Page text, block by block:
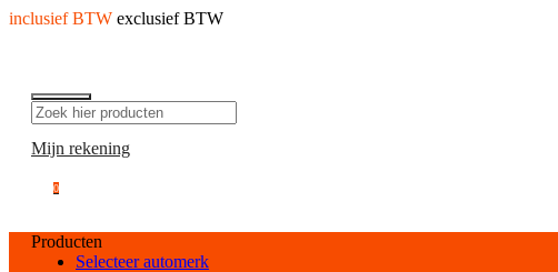
inclusief BTW exclusief BTW
Mijn rekening
0
Producten
Selecteer automerk